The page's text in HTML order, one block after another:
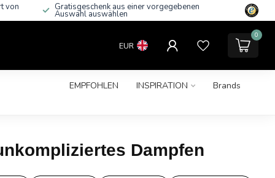
von Gratisgeschenk aus einer vorgegebenen
Auswahl auswählen
EUR
0
EMPFOHLEN INSPIRATION
Brands
Dampfen